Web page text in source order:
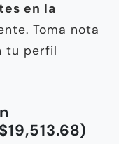
en la
Toma nota
tu perfil